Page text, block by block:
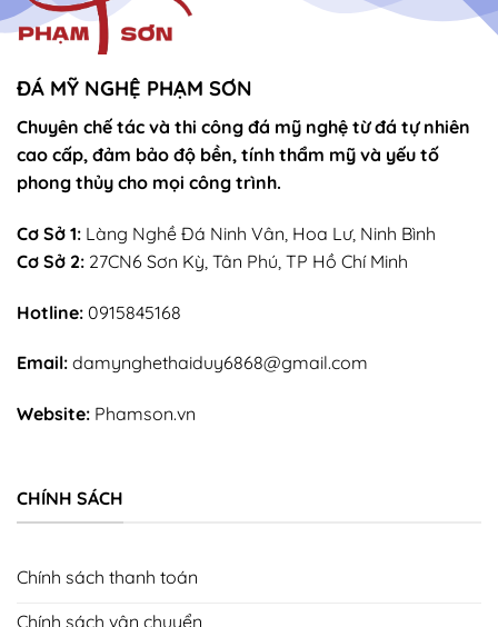
ĐÁ MỸ NGHỆ PHẠM SƠN
Chuyên chế tác và thi công đá mỹ nghệ từ đá tự nhiên
cao cấp, đảm bảo độ bền, tính thẩm mỹ và yếu tố
phong thủy cho mọi công trình.
Cơ Sở 1: Làng Nghề Đá Ninh Vân, Hoa Lư, Ninh Bình
Cơ Sở 2: 27CN6 Sơn Kỳ, Tân Phú, TP Hồ Chí Minh
Hotline: 0915845168
Email: damynghethaiduy6868@gmail.com
Website: Phamson.vn
CHÍNH SÁCH
Chính sách thanh toán
Chính sách vận chuyển